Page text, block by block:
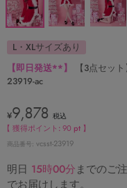
L・XLサイズあり
【即日発送**】
【3点セッ
23919-ac
¥9,878 税込
【 獲得ポイント:90 pt 】
商品番号 vcsst-23919
明日 15時00分までのご
でお届けします。